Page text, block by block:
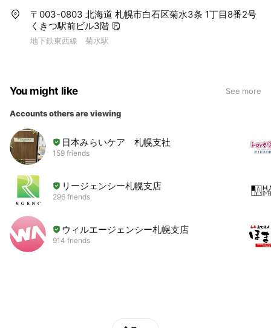
〒003-0803 北海道 札幌市白石区菊水3条 1丁目8番2号
くきつ駅前ビル3階
地下鉄東西線 菊水駅
You might like See more
Accounts others are viewing
日本みらいケア 札幌支社
159 friends
リージェンシー札幌支店
296 friends
ウィルエージェンシー札幌支店
914 friends